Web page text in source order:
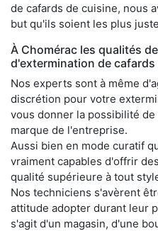
de cafards de cuisine, nous
but qu'ils soient les plus
À Chomérac les qualités
d'extermination de cafards
Nos experts sont à même
discrétion pour votre
vous donner la possibilité
marque de l'entreprise.
Aussi bien en mode curatif
vraiment capables d'offrir
qualité supérieure à tout
Nos techniciens s'avèrent
attitude adopter durant leur
s'agit d'un magasin, d'une